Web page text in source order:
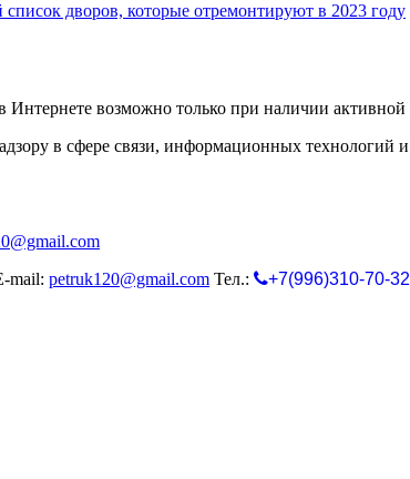
дворов, которые отремонтируют в 2023 году
Интернете возможно только при наличии
в сфере связи, информационных технологий
mail: petruk120@gmail.com Тел.: +7(996)310-70-32